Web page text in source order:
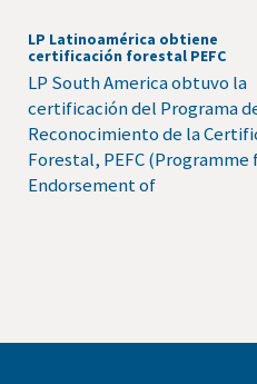
LP Latinoamérica obtiene
certificación forestal PEFC
LP South America obtuvo la
certificación del Programa
Reconocimiento de la
Forestal, PEFC (Programme
Endorsement of